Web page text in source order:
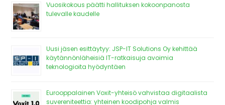
Vuosikokous päätti hallituksen kokoonpanosta
tulevalle kaudelle
Uusi jäsen esittäytyy: JSP-IT Solutions Oy kehittää
käytännönläheisiä IT-ratkaisuja avoimia
teknologioita hyödyntäen
Eurooppalainen Voxit-yhteisö vahvistaa digitaalista
suvereniteettia: yhteinen koodipohja valmis